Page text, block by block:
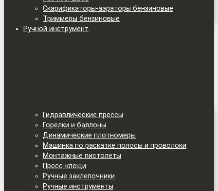
Скарификаторы-аэраторы бензиновые
Триммеры бензиновые
Ручной инструмент
Гидравлические прессы
Горелки и баллоны
Динамические плотномеры
Машинка по раскатке полосы и проволоки
Монтажные пистолеты
Пресс-клещи
Ручные заклепочники
Ручные инструменты